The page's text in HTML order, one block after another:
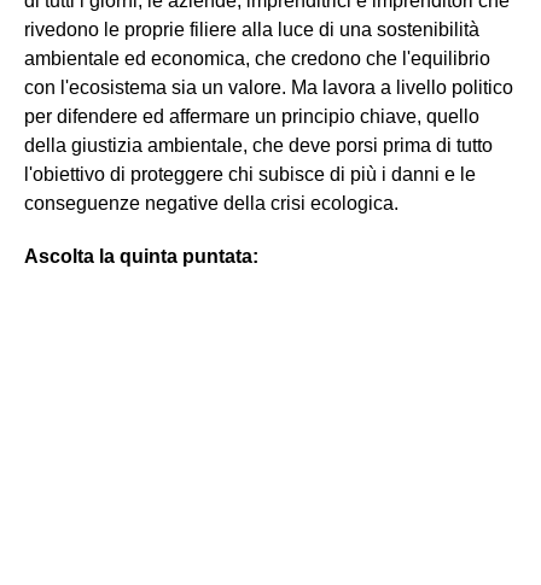
rivedono le proprie filiere alla luce di una sostenibilità
ambientale ed economica, che credono che l'equilibrio
con l'ecosistema sia un valore. Ma lavora a livello politico
per difendere ed affermare un principio chiave, quello
della giustizia ambientale, che deve porsi prima di tutto
l'obiettivo di proteggere chi subisce di più i danni e le
conseguenze negative della crisi ecologica.
Ascolta la quinta puntata: